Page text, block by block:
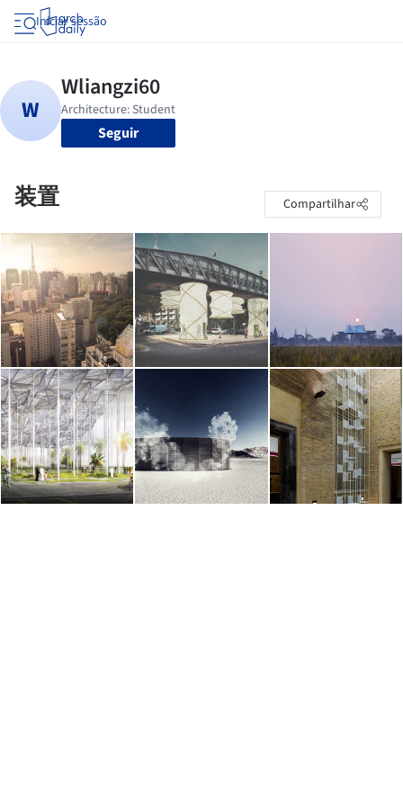
Iniciar sessão
Seguir
装置 Compartilhar